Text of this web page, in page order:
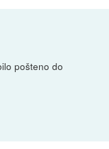
pošteno do